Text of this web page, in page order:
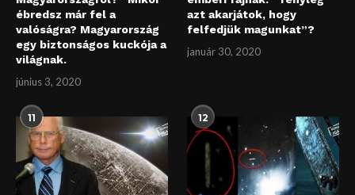
ébredsz már fel a
valóságra? Magyarország
egy biztonságos kuckója a
világnak.
június 3, 2020
azt akarjátok, hogy
felfedjük magunkat”?
január 30, 2020
11 12